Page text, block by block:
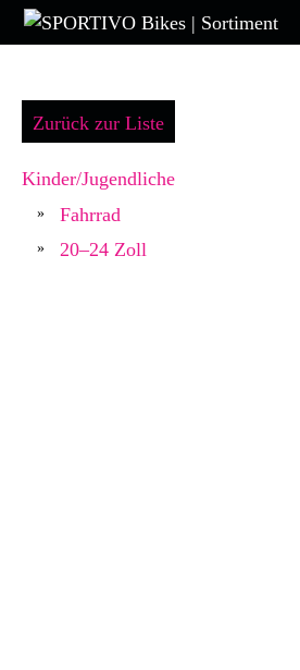
Zum
Inhalt
Zurück zur Liste
Kinder/Jugendliche
» Fahrrad
» 20–24 Zoll